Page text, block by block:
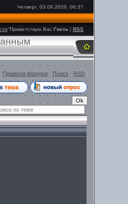
Четверг, 03.09.2020, 06:37
"Приветствую Вас Гость |RSS
·Правила форума· Поиск · RSS]